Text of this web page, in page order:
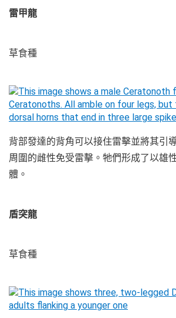
雷甲龍
草食種
背部發達的背角可以接住雷擊並將其引
周圍的雌性免受雷擊。牠們形成了以雄
體。
盾突龍
草食種